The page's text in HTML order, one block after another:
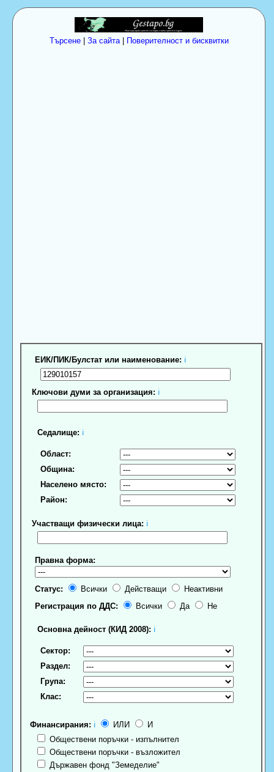
Търсене| За сайта| Поверителност и бисквитки
ЕИК/ПИК/Булстат или наименование: ℹ
Ключови думи за организация: ℹ
Седалище: ℹ
Област:
Община:
Населено място:
Район:
Участващи физически лица: ℹ
Правна форма:
Статус: Всички Действащи
Неактивни
Регистрация по ДДС:
Всички Да Не
Основна дейност (КИД 2008): ℹ
Сектор:
Раздел:
Група:
Клас:
Финансирания: ℹ ИЛИ
И
Обществени поръчки - изпълнител
Обществени поръчки - възложител
Държавен фонд "Земеделие"